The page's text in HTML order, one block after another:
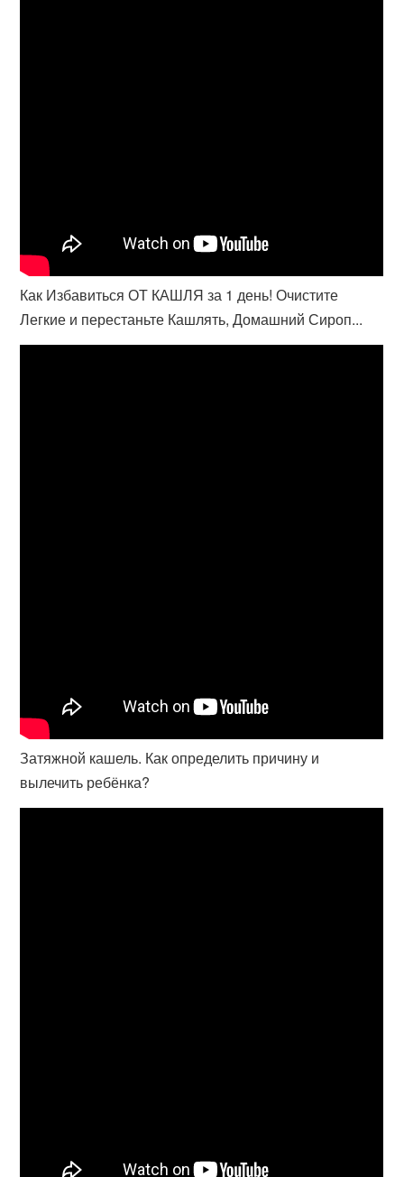
Как Избавиться ОТ КАШЛЯ за 1 день! Очистите
Легкие и перестаньте Кашлять, Домашний Сироп...
Затяжной кашель. Как определить причину и
вылечить ребёнка?